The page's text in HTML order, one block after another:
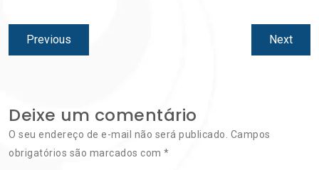
Navegação
de
Previous
post:
NextNext
post:
Deixe um comentário
O seu endereço de e-mail não será publicado. Campos
obrigatórios são marcados com *